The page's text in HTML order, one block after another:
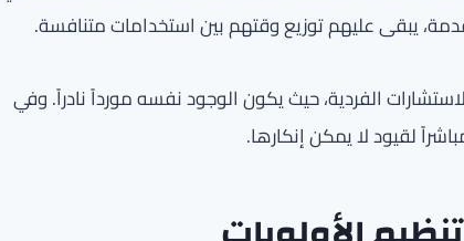
الفردية، حيث يكون الوجود نفسه مورداً نادراً. وفي
لقيود لا يمكن إنكارها.